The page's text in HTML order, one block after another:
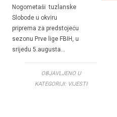
Nogometaši tuzlanske
Slobode u okviru
priprema za predstojeću
sezonu Prve lige FBIH, u
srijedu 5.augusta…
OBJAVLJENO U
KATEGORIJI: VIJESTI